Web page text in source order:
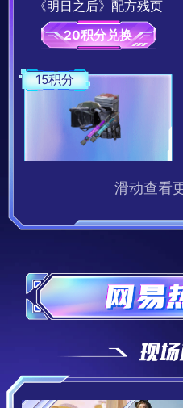
《明日之后》配方残页
20积分兑换
15积分
《萤火突击》艾莉莎4级头盔
《第五人格》88线索
20积分兑换
滑动查看